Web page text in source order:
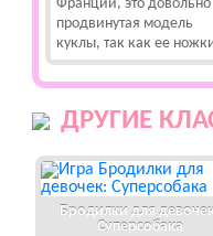
Франции, это довольно
продвинутая модель
куклы, так как ее
ДРУГИЕ
Бродилки для
Суперсобака